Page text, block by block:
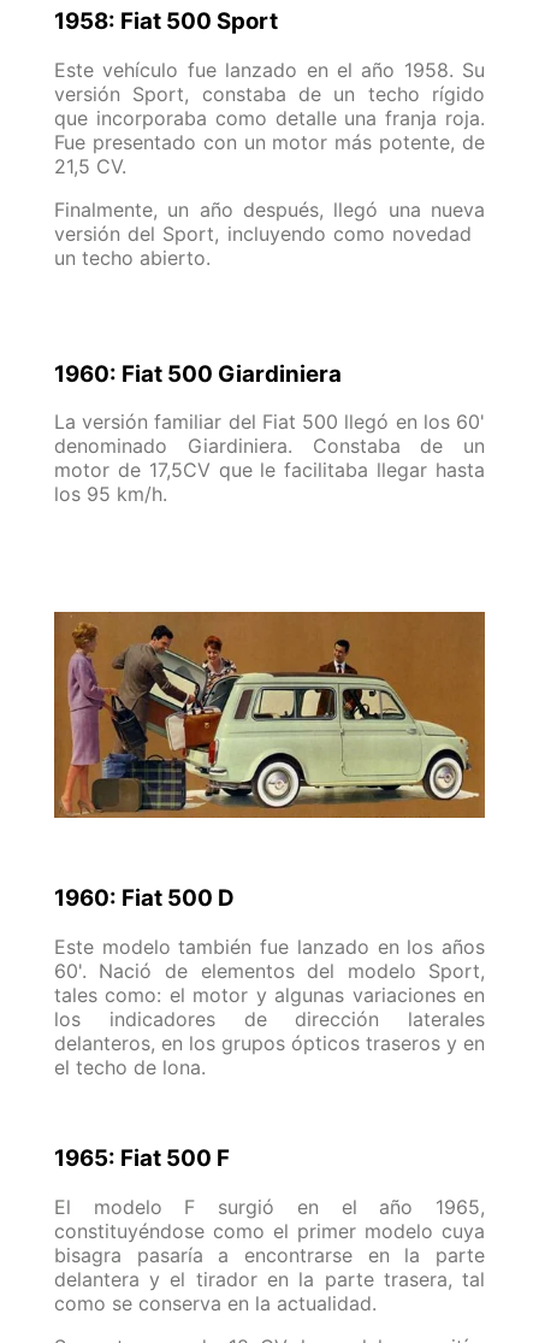
1958: Fiat 500 Sport
Este vehículo fue lanzado en el año 1958. Su
versión Sport, constaba de un techo rígido
que incorporaba como detalle una franja roja.
Fue presentado con un motor más potente, de
21,5 CV.
Finalmente, un año después, llegó una nueva
versión del Sport, incluyendo como novedad
un techo abierto.
1960: Fiat 500 Giardiniera
La versión familiar del Fiat 500 llegó en los 60'
denominado Giardiniera. Constaba de un
motor de 17,5CV que le facilitaba llegar hasta
los 95 km/h.
1960: Fiat 500 D
Este modelo también fue lanzado en los años
60'. Nació de elementos del modelo Sport,
tales como: el motor y algunas variaciones en
los indicadores de dirección laterales
delanteros, en los grupos ópticos traseros y en
el techo de lona.
1965: Fiat 500 F
El modelo F surgió en el año 1965,
constituyéndose como el primer modelo cuya
bisagra pasaría a encontrarse en la parte
delantera y el tirador en la parte trasera, tal
como se conserva en la actualidad.